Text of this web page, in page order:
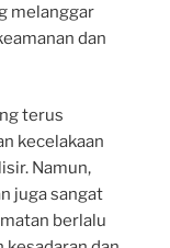
melanggar
dan
terus
kecelakaan
Namun,
juga sangat
berlalu